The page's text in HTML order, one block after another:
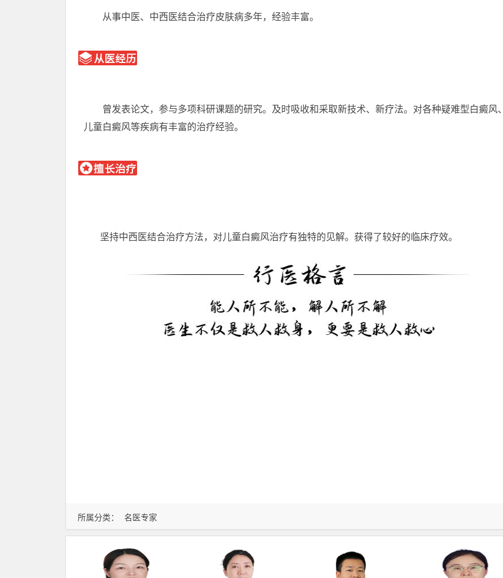
所属分类： 名医专家
从事中医、中西医结合治疗皮肤病多年，经验丰富。
曾发表论文，参与多项科研课题的研究。及时吸收和采取新技术、新疗法。对各种疑难型白癜风、
儿童白癜风等疾病有丰富的治疗经验。
坚持中西医结合治疗方法，对儿童白癜风治疗有独特的见解。获得了较好的临床疗效。